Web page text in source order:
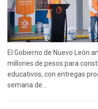
El Gobierno de Nuevo León
millones de pesos para
educativos, con entregas
semana de...